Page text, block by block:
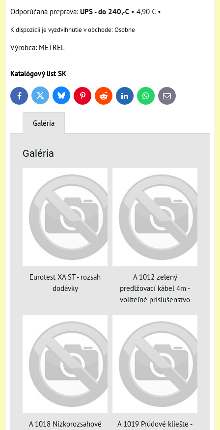
UPS - do 240,-€ • 4,90 € •
Osobne
Výrobca: METREL
Katalógový list SK
FacebookTwitter BlueskyPinterestReddit LinkedInWhatsApp
E-
mail
Galéria
Galéria
Eurotest XA ST - rozsah
dodávky
A 1012 zelený
predlžovací kábel 4m -
voliteľné príslušenstvo
A 1018 Nízkorozsahové
A 1019 Prúdové kliešte -